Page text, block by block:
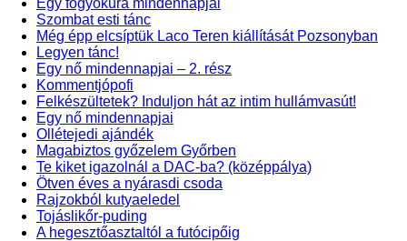
Egy fogyókúra mindennapjai
Szombat esti tánc
Még épp elcsíptük Laco Teren kiállítását Pozsonyban
Legyen tánc!
Egy nő mindennapjai – 2. rész
Kommentjópofi
Felkészültetek? Induljon hát az intim hullámvasút!
Egy nő mindennapjai
Ollétejedi ajándék
Magabiztos győzelem Győrben
Te kiket igazolnál a DAC-ba? (középpálya)
Ötven éves a nyárasdi csoda
Rajzokból kutyaeledel
Tojáslikőr-puding
A hegesztőasztaltól a futócipőig